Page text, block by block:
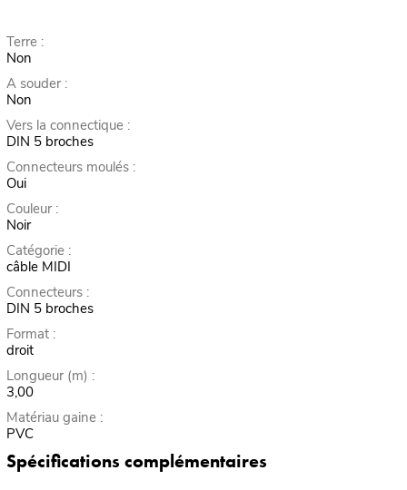
Terre :
Non
A souder :
Non
Vers la connectique :
DIN 5 broches
Connecteurs moulés :
Oui
Couleur :
Noir
Catégorie :
câble MIDI
Connecteurs :
DIN 5 broches
Format :
droit
Longueur (m) :
3,00
Matériau gaine :
PVC
Spécifications complémentaires